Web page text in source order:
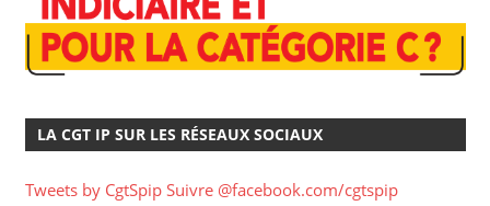
LA CGT IP SUR LES RÉSEAUX SOCIAUX
Tweets by CgtSpip Suivre @facebook.com/cgtspip